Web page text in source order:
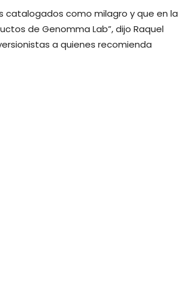
catalogados como milagro y que en la
de Genomma Lab”, dijo Raquel
a quienes recomienda